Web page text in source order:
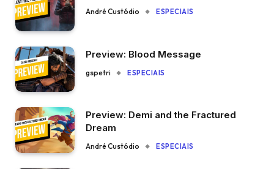
André Custódio ESPECIAIS
Preview: Blood Message
gspetri ESPECIAIS
Preview: Demi and the Fractured
Dream
André Custódio ESPECIAIS